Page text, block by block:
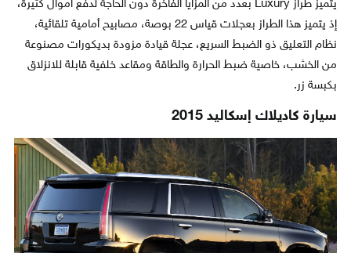
يتميز طراز Luxury بعدد من المزايا الفاخرة دون الحاجة لدفع أموال كثيرة،
إذ يتميز هذا الطراز بعجلات قياس 22 بوصة، مصابيح أمامية تلقائية،
نظام التعليق ذو الضبط السريع، عجلة قيادة مزودة بديكورات مصنوعة
من الخشب، خاصية ضبط الحرارة والطاقة ومقاعد خلفية قابلة للانزلاق
بكبسة زر.
سيارة كاديلاك إسكاليد 2015